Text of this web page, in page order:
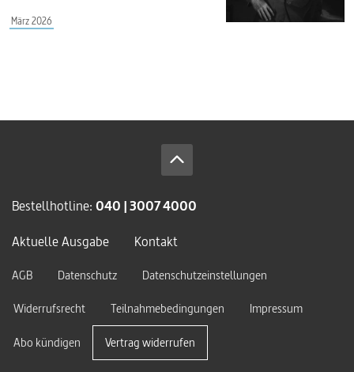
März 2026
Bestellhotline: 040 | 3007 4000
Aktuelle Ausgabe
Kontakt
AGB Datenschutz
Datenschutzeinstellungen
Widerrufsrecht
Teilnahmebedingungen Impressum
Abo kündigen Vertrag widerrufen